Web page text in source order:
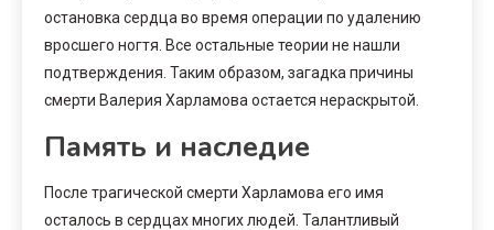
остановка сердца во время операции по удалению
вросшего ногтя. Все остальные теории не нашли
подтверждения. Таким образом, загадка причины
смерти Валерия Харламова остается нераскрытой.
Память и наследие
После трагической смерти Харламова его имя
осталось в сердцах многих людей. Талантливый